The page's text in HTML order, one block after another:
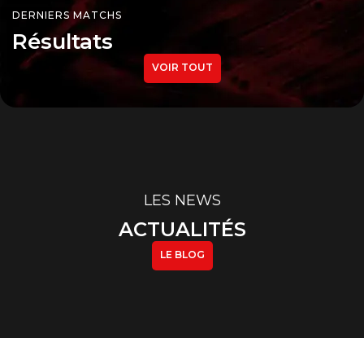
DERNIERS MATCHS
Résultats
VOIR TOUT
LES NEWS
ACTUALITÉS
LE BLOG
voir du contenu
personnalisés.